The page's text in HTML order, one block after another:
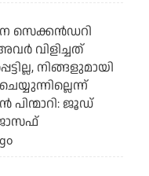
സെക്കന്‍ഡറി
വിളിച്ചത്
നിങ്ങളുമായി
ജൂഡ്